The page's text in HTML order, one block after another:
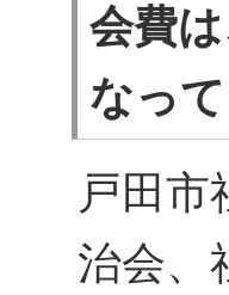
会費
なっ
戸田
治会、